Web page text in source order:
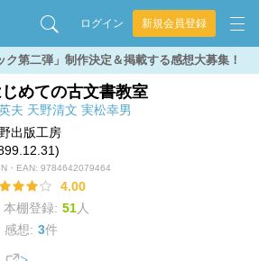
ログイン 新規会員登録
ク第二弾」制作決定＆掲載する感想大募集！
めての古文書教室
夫 天野清文 実松幸男
出版工房
・EAN: 9784642079464
4.00
本棚登録: 51人
感想: 3件